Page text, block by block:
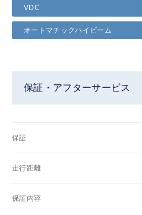
VDC
オートマチックハイビーム
保証・アフターサービス
保証
走行距離
保証内容